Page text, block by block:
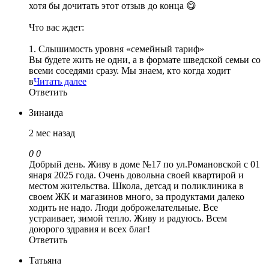
хотя бы дочитать этот отзыв до конца 😋
Что вас ждет:
1. Слышимость уровня «семейный тариф»
Вы будете жить не одни, а в формате шведской семьи со
всеми соседями сразу. Мы знаем, кто когда ходит
вЧитать далее
Ответить
Зинаида
2 мес назад
0 0
Добрый день. Живу в доме №17 по ул.Романовской с 01
янаря 2025 года. Очень довольна своей квартирой и
местом жительства. Школа, детсад и поликлиника в
своем ЖК и магазинов много, за продуктами далеко
ходить не надо. Люди доброжелательные. Все
устраивает, зимой тепло. Живу и радуюсь. Всем
доюрого здравия и всех благ!
Ответить
Татьяна